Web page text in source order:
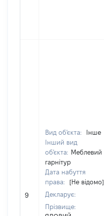
9
Вид об'єкта:
Інше
Інший вид
об'єкта: Меблевий
гарнітур
Дата набуття
права:
[Не відомо]
Декларує:
Прізвище: